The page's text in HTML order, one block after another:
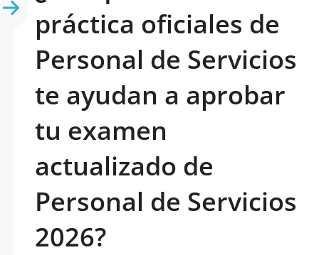
práctica oficiales de
Personal de Servicios
te ayudan a aprobar
tu examen
actualizado de
Personal de Servicios
2026?